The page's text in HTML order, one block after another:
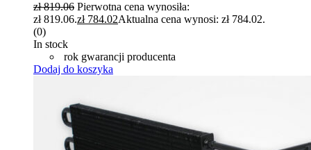
zł819.06 Pierwotna cena wynosiła:
zł 819.06.zł784.02Aktualna cena wynosi: zł 784.02.
(0)
In stock
rok gwarancji producenta
Dodaj do koszyka